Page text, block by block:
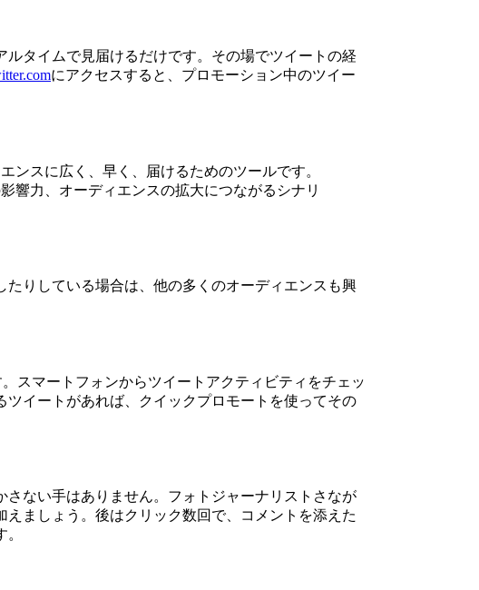
タイムで見届けるだけです。 その場でツイートの経
にアクセスすると、プロモーション中のツイー
ンスに広く、早く、届けるためのツールです。
響力、オーディエンスの拡大につながるシナリ
りしている場合は、他の多くのオーディエンスも興
スマートフォンからツイートアクティビティをチェッ
イートがあれば、クイックプロモートを使ってその
ない手はありません。フォトジャーナリストさなが
ましょう。後はクリック数回で、コメントを添えた